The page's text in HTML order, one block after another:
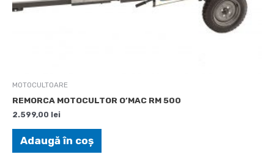
MOTOCULTOARE
REMORCA MOTOCULTOR O’MAC RM 500
2.599,00 lei
Adaugă în coș